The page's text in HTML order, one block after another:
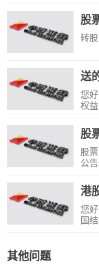
股
转
送
您
权
股
股
公告
港
您
国
其他问题